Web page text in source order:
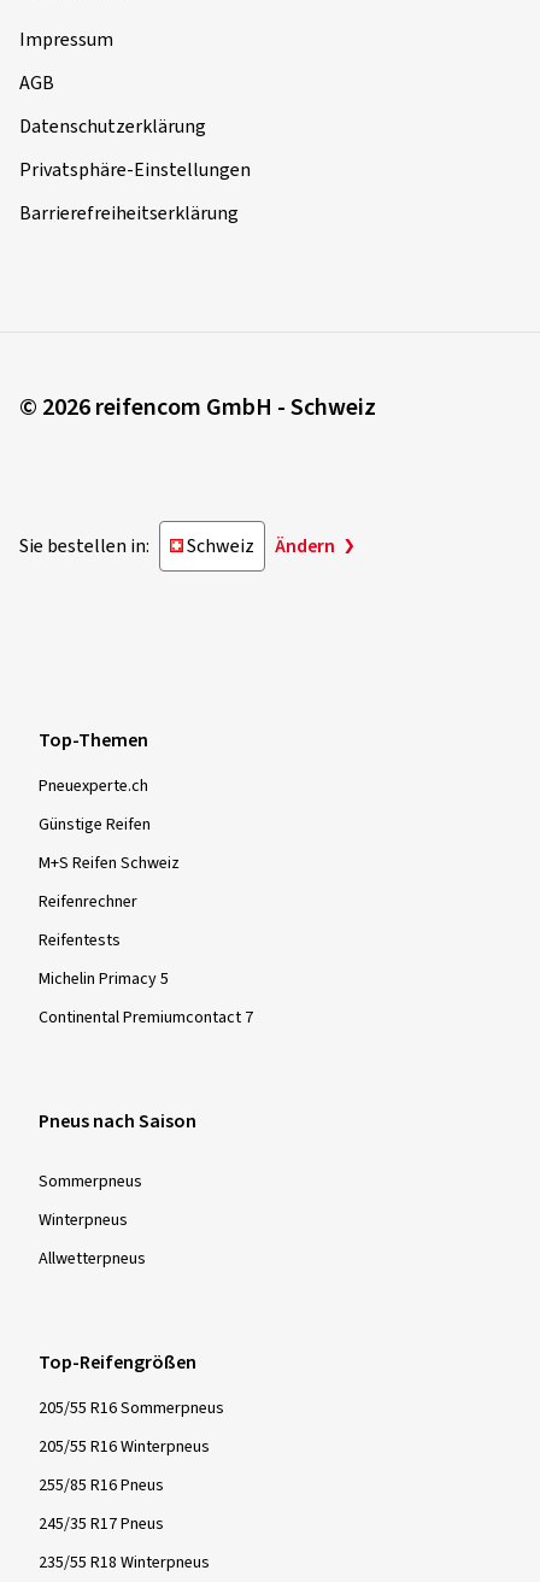
Impressum
AGB
Datenschutzerklärung
Privatsphäre-Einstellungen
Barrierefreiheitserklärung
© 2026 reifencom GmbH - Schweiz
Sie bestellen in: Schweiz Ändern
Top-Themen
Pneuexperte.ch
Günstige Reifen
M+S Reifen Schweiz
Reifenrechner
Reifentests
Michelin Primacy 5
Continental Premiumcontact 7
Pneus nach Saison
Sommer­pneus
Winter­pneus
Allwetter­pneus
Top-Reifengrößen
205/55 R16 Sommerpneus
205/55 R16 Winterpneus
255/85 R16 Pneus
245/35 R17 Pneus
235/55 R18 Winterpneus